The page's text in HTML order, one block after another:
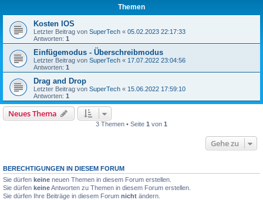
Themen
Kosten IOS
Letzter Beitrag von SuperTech « 05.02.2023 22:17:33
Antworten: 1
Einfügemodus - Überschreibmodus
Letzter Beitrag von SuperTech « 17.07.2022 23:04:56
Antworten: 1
Drag and Drop
Letzter Beitrag von SuperTech « 15.06.2022 17:59:10
Antworten: 1
Neues Thema
3 Themen • Seite 1 von 1
Gehe zu
BERECHTIGUNGEN IN DIESEM FORUM
Sie dürfen keine neuen Themen in diesem Forum erstellen.
Sie dürfen keineAntworten zu Themen in diesem Forum erstellen.
Sie dürfen Ihre Beiträge in diesem Forum nicht ändern.